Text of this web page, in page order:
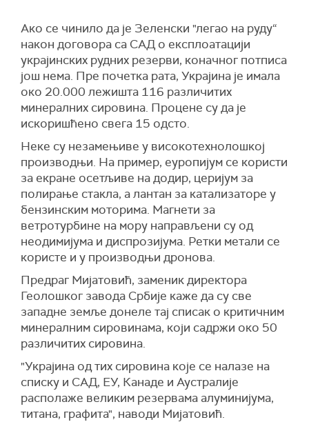
Ако се чинило да је Зеленски "легао на руду“
након договора са САД о експлоатацији
украјинских рудних резерви, коначног потписа
још нема. Пре почетка рата, Украјина је имала
око 20.000 лежишта 116 различитих
минералних сировина. Процене су да је
искоришћено свега 15 одсто.
Неке су незамењиве у високотехнолошкој
производњи. На пример, еуропијум се користи
за екране осетљиве на додир, церијум за
полирање стакла, а лантан за катализаторе у
бензинским моторима. Магнети за
ветротурбине на мору направљени су од
неодимијума и диспрозијума. Ретки метали се
користе и у производњи дронова.
Предраг Мијатовић, заменик директора
Геолошког завода Србије каже да су све
западне земље донеле тај списак о критичним
минералним сировинама, који садржи око 50
различитих сировина.
"Украјина од тих сировина које се налазе на
списку и САД, ЕУ, Канаде и Аустралије
располаже великим резервама алуминијума,
титана, графита", наводи Мијатовић.